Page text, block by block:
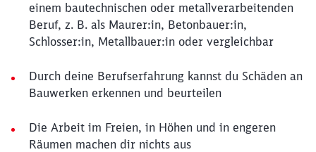
einem bautechnischen oder metallverarbeitenden
Beruf, z. B. als Maurer:in, Betonbauer:in,
Schlosser:in, Metallbauer:in oder vergleichbar
Durch deine Berufserfahrung kannst du Schäden an
Bauwerken erkennen und beurteilen
Die Arbeit im Freien, in Höhen und in engeren
Räumen machen dir nichts aus